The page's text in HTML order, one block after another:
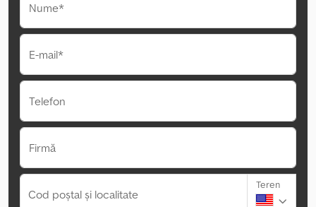
Nume*
E-mail*
Telefon
Firmă
Cod poștal și localitate
Teren